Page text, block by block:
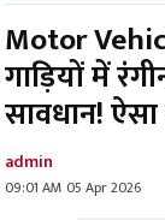
Motor
गाड़ियों में
सावधान!
admin
09:01 AM 05 Apr 2026